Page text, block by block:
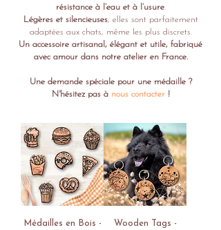
résistance à l’eau et à l’usure.
Légères et silencieuses, elles sont parfaitement
adaptées aux chats, même les plus discrets.
Un accessoire artisanal, élégant et utile, fabriqué
avec amour dans notre atelier en France.
Une demande spéciale pour une médaille ?
N'hésitez pas à nous contacter!
Médailles en Bois -
Wooden Tags -